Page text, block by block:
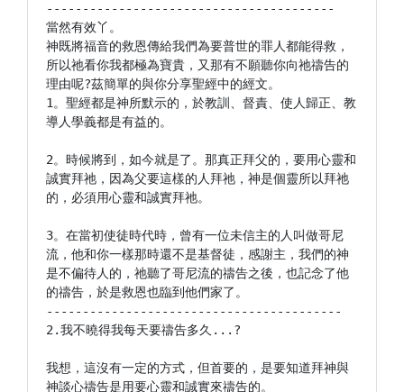
----------------------------------------
當然有效丫。
神既將福音的救恩傳給我們為要普世的罪人都能得救，
所以祂看你我都極為寶貴，又那有不願聽你向祂禱告的
理由呢?茲簡單的與你分享聖經中的經文。
1。聖經都是神所默示的，於教訓、督責、使人歸正、教
導人學義都是有益的。
2。時候將到，如今就是了。那真正拜父的，要用心靈和
誠實拜祂，因為父要這樣的人拜祂，神是個靈所以拜祂
的，必須用心靈和誠實拜祂。
3。在當初使徒時代時，曾有一位未信主的人叫做哥尼
流，他和你一樣那時還不是基督徒，感謝主，我們的神
是不偏待人的，祂聽了哥尼流的禱告之後，也記念了他
的禱告，於是救恩也臨到他們家了。
-----------------------------------------
2.我不曉得我每天要禱告多久...?
我想，這沒有一定的方式，但首要的，是要知道拜神與
神談心禱告是用要心靈和誠實來禱告的。